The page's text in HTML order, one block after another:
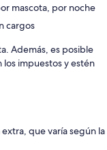
mascota, por noche
cargos
Además, es posible
los impuestos y estén
que varía según la